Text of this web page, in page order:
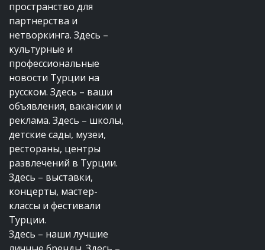
пространство для
партнерства и
нетворкинга. Здесь –
культурные и
профессиональные
новости Турции на
русском. Здесь – ваши
объявления, вакансии и
реклама. Здесь – школы,
детские сады, музеи,
рестораны, центры
развлечений в Турции.
Здесь – выставки,
концерты, мастер-
классы и фестивали
Турции.
Здесь – наши лучшие